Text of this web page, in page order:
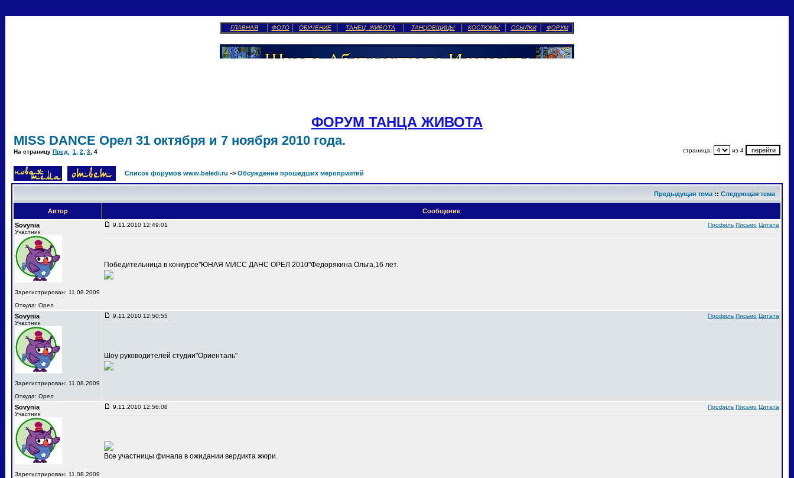
ГЛАВНАЯ ФОТО ОБУЧЕНИЕ ТАНЕЦ ЖИВОТА ТАНЦОВЩИЦЫ КОСТЮМЫ ССЫЛКИ ФОРУМ
ФОРУМ ТАНЦА ЖИВОТА
MISS DANCE Орел 31 октября и 7 ноября 2010 года.
На страницу Пред. 1 2 3 4 страница: из 4
Список форумов www.beledi.ru -> Обсуждение прошедших мероприятий
Предыдущая тема :: Следующая тема
Автор
Сообщение
Sovynia
Участник
Зарегистрирован: 11.08.2009
Откуда: Орел
9.11.2010 12:49:01 Профиль Письмо Цитата
Победительница в конкурсе"ЮНАЯ МИСС ДАНС ОРЕЛ 2010"Федорякина Ольга,16 лет.
Sovynia
Участник
Зарегистрирован: 11.08.2009
Откуда: Орел
9.11.2010 12:50:55 Профиль Письмо Цитата
Шоу руководителей студии"Ориенталь"
Sovynia
Участник
Зарегистрирован: 11.08.2009
9.11.2010 12:56:08 Профиль Письмо Цитата
Все участницы финала в ожидании вердикта жюри.